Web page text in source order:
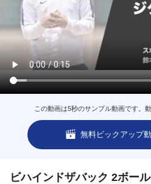
この動画は5秒のサンプル動画です。
無料ピックアップ
ビハインドザバック 2ボー